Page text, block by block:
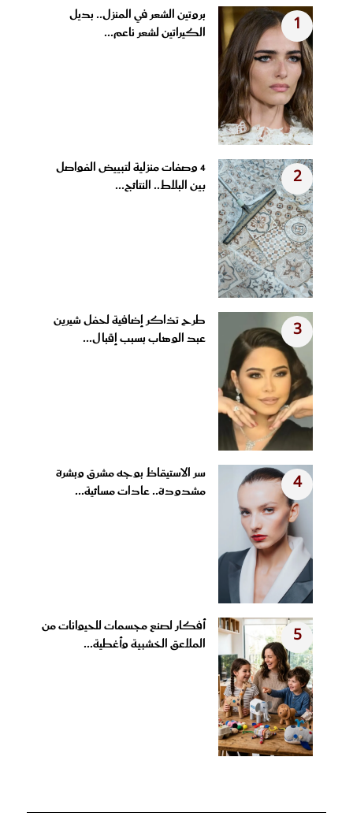
1
بروتين الشعر في المنزل.. بديل
الكيراتين لشعر ناعم...
2
4 وصفات منزلية لتبييض الفواصل
بين البلاط.. النتائج...
3
طرح تذاكر إضافية لحفل شيرين
عبد الوهاب بسبب إقبال...
4
سر الاستيقاظ بوجه مشرق وبشرة
مشدودة.. عادات مسائية...
5
أفكار لصنع مجسمات للحيوانات من
الملاعق الخشبية وأغطية...